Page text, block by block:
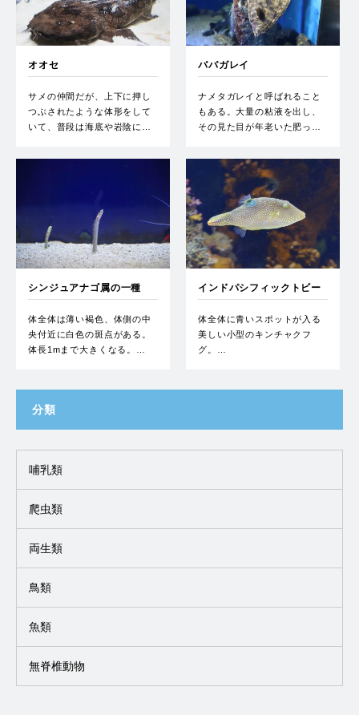
オオセ
サメの仲間だが、上下に押し
つぶされたような体形をして
いて、普段は海底や岩陰に…
ババガレイ
ナメタガレイと呼ばれること
もある。大量の粘液を出し、
その見た目が年老いた肥っ…
シンジュアナゴ属の一種
体全体は薄い褐色、体側の中
央付近に白色の斑点がある。
体長1mまで大きくなる。…
インドパシフィックトビー
体全体に青いスポットが入る
美しい小型のキンチャクフ
グ。…
分類
哺乳類
爬虫類
両生類
鳥類
魚類
無脊椎動物